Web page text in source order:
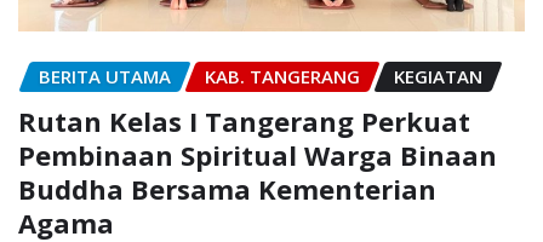
BERITA UTAMA KAB. TANGERANG KEGIATAN
Rutan Kelas I Tangerang Perkuat
Pembinaan Spiritual Warga Binaan
Buddha Bersama Kementerian
Agama